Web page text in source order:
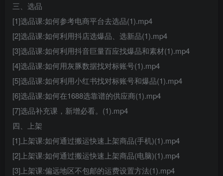
三、选品
[1]选品课:如何参考电商平台去选品(1).mp4
[2]选品课:如何利用抖店选爆品、选新品(1).mp4
[3]选品课:如何利用抖音巨量百应找爆品和素材(1).mp4
[4]选品课:如何用灰豚数据找对标账号(1).mp4
[5]选品课:如何利用小红书找对标账号和爆品(1).mp4
[6]选品课:如何在1688选靠谱的供应商(1).mp4
[7]选品补充课，新增必看。(1).mp4
四、上架
[1]上架课:如何通过搬运快速上架商品(手机)(1).mp4
[2]上架课:如何通过搬运快速上架商品(电脑)(1).mp4
[3]上架课:偏远地区不包邮的运费设置方法(1).mp4